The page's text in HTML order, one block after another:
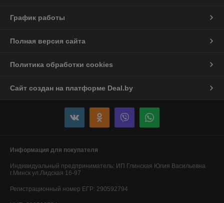
График работы
Полная версия сайта
Политика обработки cookies
Сайт создан на платформе Deal.by
Информация для покупателя
Индивидуальный предприниматель: ИП Глинская Юлия Васильевна
г.Минск ул.Лидская 16-97
Регистрационный номер ЕГР: 290592794